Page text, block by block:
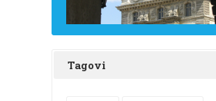
Tagovi